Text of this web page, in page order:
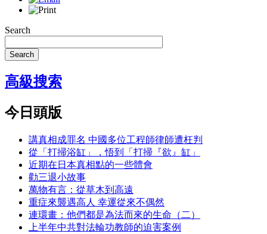
Search
Search
高級搜索
今日頭版
講真相成罪名 中國多位工程師律師遭枉判
從「打掃浴缸」，悟到「打掃『欲』缸」
近期在日本真相點的一些體會
勸三退小故事
萬物有言：從草木到高遠
重症來襲遇高人 幸運從來不偶然
連環畫：他們都是為法而來的生命（二）
上半年中共對法輪功教師的迫害案例